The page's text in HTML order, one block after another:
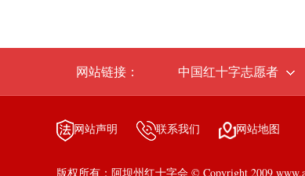
网站链接： 中国红十字志愿者
网站声明 联系我们 网站地图
版权所有：阿坝州红十字会 © Copyright 2009